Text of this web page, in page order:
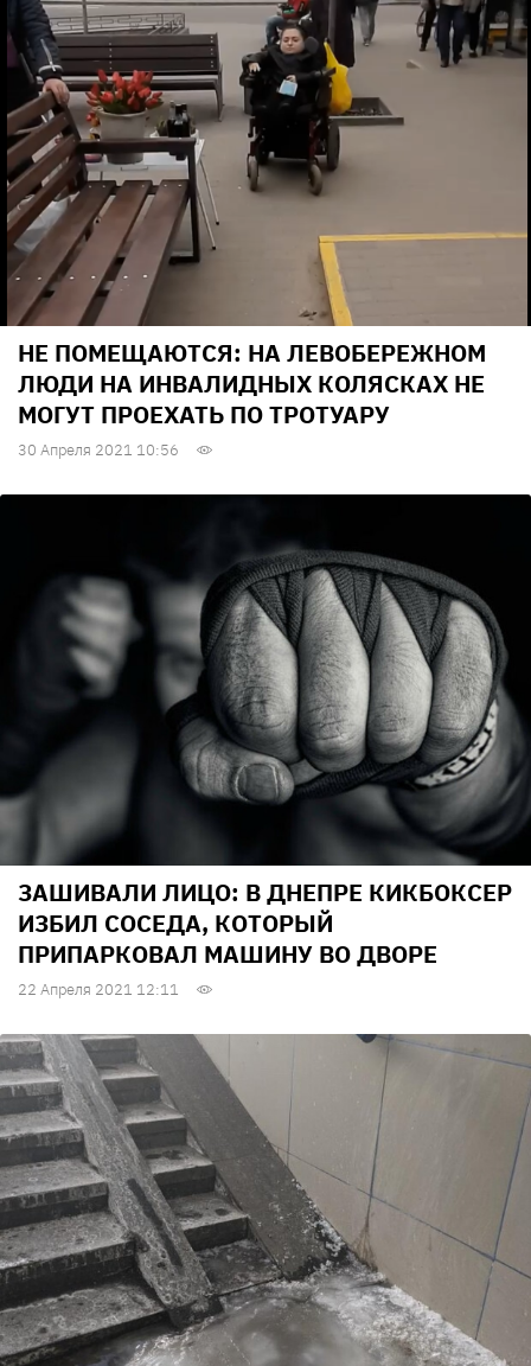
НЕ ПОМЕЩАЮТСЯ: НА ЛЕВОБЕРЕЖНОМ
ЛЮДИ НА ИНВАЛИДНЫХ КОЛЯСКАХ НЕ
МОГУТ ПРОЕХАТЬ ПО ТРОТУАРУ
30 Апреля 2021 10:56
ЗАШИВАЛИ ЛИЦО: В ДНЕПРЕ КИКБОКСЕР
ИЗБИЛ СОСЕДА, КОТОРЫЙ
ПРИПАРКОВАЛ МАШИНУ ВО ДВОРЕ
22 Апреля 2021 12:11